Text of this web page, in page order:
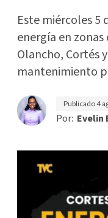
Este miércoles 5
energía en zonas
Olancho, Cortés
mantenimiento
Publicado4
Por: Evelin